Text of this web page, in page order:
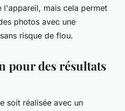
l'appareil, mais cela permet
photos avec une
risque de flou.
pour des résultats
soit réalisée avec un